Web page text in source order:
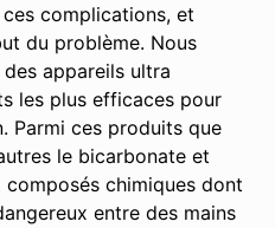
complications, et
du problème. Nous
appareils ultra
les plus efficaces pour
Parmi ces produits que
le bicarbonate et
composés chimiques dont
entre des mains